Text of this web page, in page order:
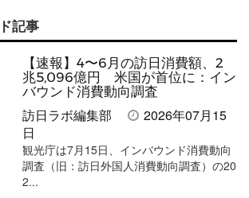
記
ブ
ッ
ク
マ
ー
ク
事
を
購
す
る
ガ
登
録
す
る
記事
【速報】4〜6月の訪日消費額、2
兆5,096億円 米国が首位に：イン
バウンド消費動向調査
訪日ラボ編集部
2026年07月15
日
観光庁は7月15日、インバウンド消費動向
調査（旧：訪日外国人消費動向調査）の20
2...